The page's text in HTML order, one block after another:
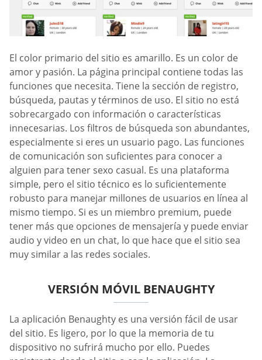
El color primario del sitio es amarillo. Es un color de
amor y pasión. La página principal contiene todas las
funciones que necesita. Tiene la sección de registro,
búsqueda, pautas y términos de uso. El sitio no está
sobrecargado con información o características
innecesarias. Los filtros de búsqueda son abundantes,
especialmente si eres un usuario pago. Las funciones
de comunicación son suficientes para conocer a
alguien para tener sexo casual. Es una plataforma
simple, pero el sitio técnico es lo suficientemente
robusto para manejar millones de usuarios en línea al
mismo tiempo. Si es un miembro premium, puede
tener más que opciones de mensajería y puede enviar
audio y video en un chat, lo que hace que el sitio sea
muy similar a las redes sociales.
VERSIÓN MÓVIL BENAUGHTY
La aplicación Benaughty es una versión fácil de usar
del sitio. Es ligero, por lo que la memoria de tu
dispositivo no sufrirá mucho por ello. Puedes